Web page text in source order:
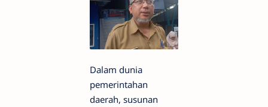
Dalam dunia
pemerintahan
daerah, susunan